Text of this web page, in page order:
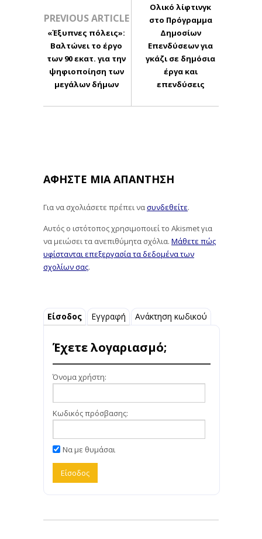
PREVIOUS ARTICLE
«Έξυπνες πόλεις»:
Βαλτώνει το έργο
των 90 εκατ. για την
ψηφιοποίηση των
μεγάλων δήμων
Ολικό λίφτινγκ
στο Πρόγραμμα
Δημοσίων
Επενδύσεων για
γκάζι σε δημόσια
έργα και
επενδύσεις
ΑΦΉΣΤΕ ΜΙΑ ΑΠΆΝΤΗΣΗ
Για να σχολιάσετε πρέπει νασυνδεθείτε.
Αυτός ο ιστότοπος χρησιμοποιεί το Akismet για
να μειώσει τα ανεπιθύμητα σχόλια. Μάθετε πώς
υφίστανται επεξεργασία τα δεδομένα των
σχολίων σας.
Είσοδος Εγγραφή Ανάκτηση κωδικού
Έχετε λογαριασμό;
Όνομα χρήστη:
Κωδικός πρόσβασης:
Να με θυμάσαι